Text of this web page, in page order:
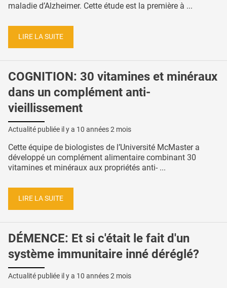
maladie d’Alzheimer. Cette étude est la première à ...
LIRE LA SUITE
COGNITION: 30 vitamines et minéraux
dans un complément anti-
vieillissement
Actualité publiée il y a 10 années 2 mois
Cette équipe de biologistes de l’Université McMaster a
développé un complément alimentaire combinant 30
vitamines et minéraux aux propriétés anti- ...
LIRE LA SUITE
DÉMENCE: Et si c'était le fait d'un
système immunitaire inné déréglé?
Actualité publiée il y a 10 années 2 mois